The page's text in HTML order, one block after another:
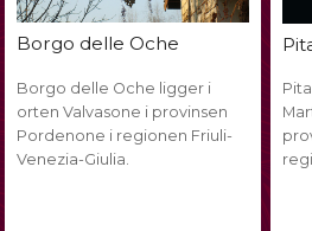
Borgo delle Oche
Borgo delle Oche ligger i
orten Valvasone i provinsen
Pordenone i regionen Friuli-
Venezia-Giulia.